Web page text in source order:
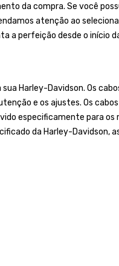
da compra. Se você
atenção ao
a perfeição desde o início
Harley-Davidson. Os
e os ajustes. Os
especificamente para os
da Harley-Davidson,